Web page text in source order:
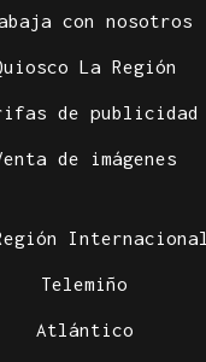
con nosotros
La Región
de publicidad
de imágenes
Internacional
Telemiño
Atlántico